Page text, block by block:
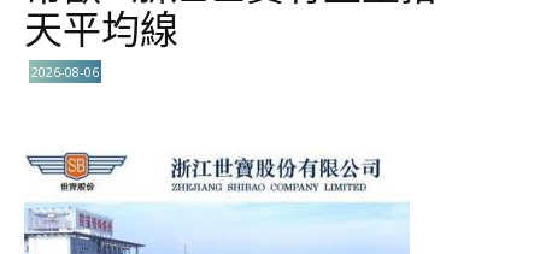
天平均線
2026-08-06